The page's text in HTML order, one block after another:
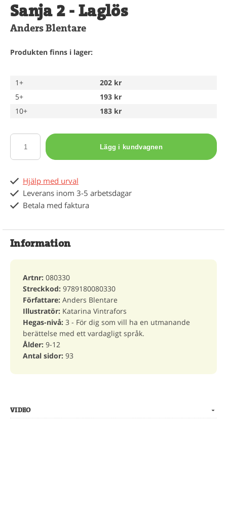
Sanja 2 - Laglös
Anders Blentare
Produkten finns i lager:
1+
202 kr
5+
193 kr
10+
183 kr
Lägg i kundvagnen
Hjälp med urval
Leverans inom 3-5 arbetsdagar
Betala med faktura
Information
Artnr: 080330
Streckkod: 9789180080330
Författare: Anders Blentare
Illustratör: Katarina Vintrafors
Hegas-nivå: 3 - För dig som vill ha en utmanande
berättelse med ett vardagligt språk.
Ålder: 9-12
Antal sidor: 93
VIDEO